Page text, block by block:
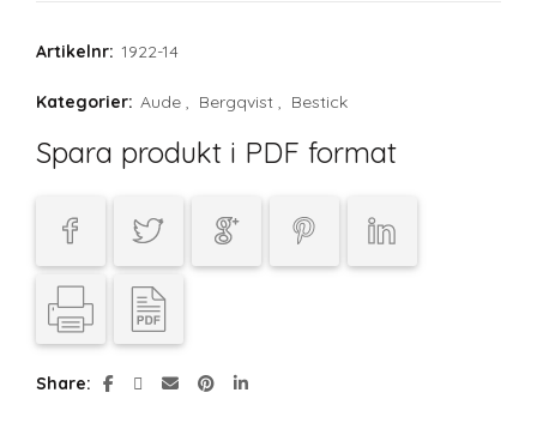
Artikelnr: 1922-14
Kategorier: Aude , Bergqvist , Bestick
Spara produkt i PDF format
Share